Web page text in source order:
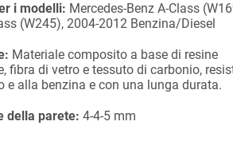
i modelli: Mercedes-Benz A-Class
(W245), 2004-2012 Benzina/Diesel
Materiale composito a base di resine
fibra di vetro e tessuto di carbonio,
e alla benzina e con una lunga durata.
della parete: 4-4-5 mm